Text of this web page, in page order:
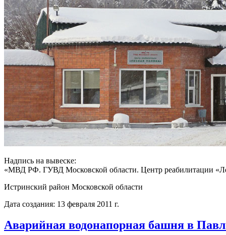
Надпись на вывеске:
«МВД РФ. ГУВД Московской области. Центр реабилитации
Истринский район Московской области
Дата создания: 13 февраля 2011 г.
Аварийная водонапорная башня в